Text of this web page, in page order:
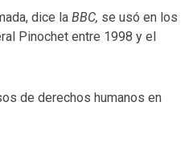
dice la BBC, se usó en los
Pinochet entre 1998 y el
de derechos humanos en